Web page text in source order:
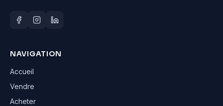
NAVIGATION
Accueil
Vendre
Acheter